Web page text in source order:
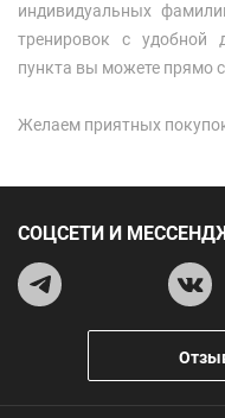
индивидуальных
тренировок с удобной
пункта вы можете прямо
Желаем приятных
СОЦСЕТИ И